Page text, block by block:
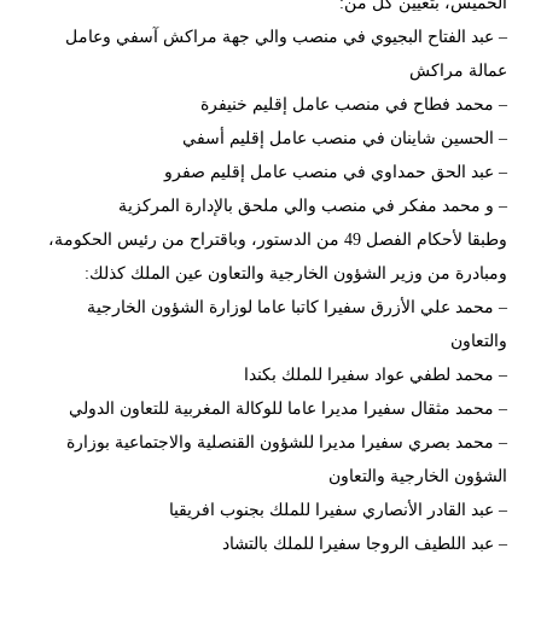
– عبد الفتاح البجيوي في منصب والي جهة مراكش آسفي وعامل
عمالة مراكش
– محمد فطاح في منصب عامل إقليم خنيفرة
– الحسين شاينان في منصب عامل إقليم أسفي
– عبد الحق حمداوي في منصب عامل إقليم صفرو
– و محمد مفكر في منصب والي ملحق بالإدارة المركزية
وطبقا لأحكام الفصل 49 من الدستور، وباقتراح من رئيس الحكومة،
ومبادرة من وزير الشؤون الخارجية والتعاون عين الملك كذلك:
– محمد علي الأزرق سفيرا كاتبا عاما لوزارة الشؤون الخارجية
والتعاون
– محمد لطفي عواد سفيرا للملك بكندا
– محمد مثقال سفيرا مديرا عاما للوكالة المغربية للتعاون الدولي
– محمد بصري سفيرا مديرا للشؤون القنصلية والاجتماعية بوزارة
الشؤون الخارجية والتعاون
– عبد القادر الأنصاري سفيرا للملك بجنوب افريقيا
– عبد اللطيف الروجا سفيرا للملك بالتشاد